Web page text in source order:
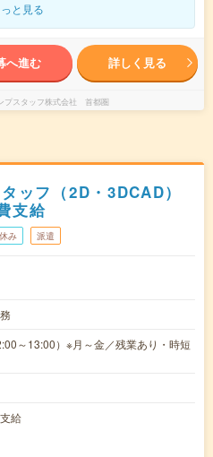
と見る
へ進む 詳しく見る
プスタッフ株式会社 首都圏
ッフ（2D・3DCAD）
支給
み 派遣
～13:00）※月～金／残業あり・時短
給